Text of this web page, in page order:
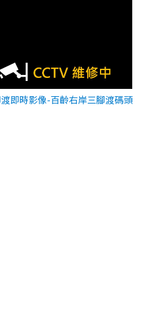
即時影像-百齡右岸三腳渡碼頭